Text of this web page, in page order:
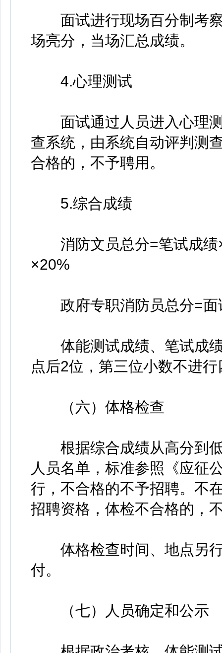
面试进行现场百分制考察
场亮分，当场汇总成绩。
4.心理测试
面试通过人员进入心理测
查系统，由系统自动评判测
合格的，不予聘用。
5.综合成绩
消防文员总分=笔试成绩
×20%
政府专职消防员总分=面
体能测试成绩、笔试成绩
点后2位，第三位小数不进
（六）体格检查
根据综合成绩从高分到低
人员名单，标准参照《应征
行，不合格的不予招聘。不
招聘资格，体检不合格的，
体格检查时间、地点另行
付。
（七）人员确定和公示